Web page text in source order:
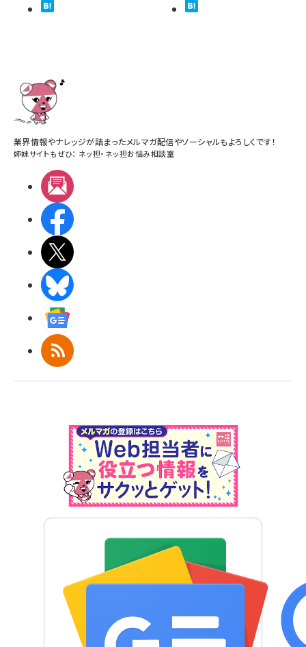
業界情報やナレッジが詰まったメルマガ配信やソーシャルもよろしくです！
姉妹サイトもぜひ： ネッ担・ ネッ担お悩み相談室
RSS